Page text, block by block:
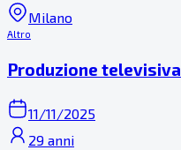
Milano
Altro
Produzione televisiva
11/11/2025
29 anni